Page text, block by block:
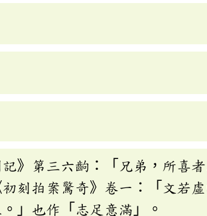
》第三六齣：「兄弟，所喜
刻拍案驚奇》卷一：「文若
」也作「志足意滿」。